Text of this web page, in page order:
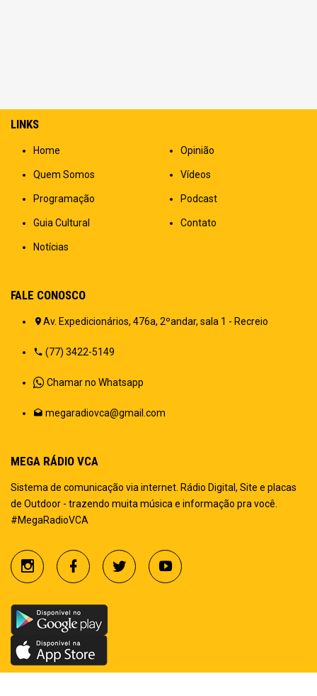
LINKS
Home
Quem Somos
Programação
Guia Cultural
Notícias
Opinião
Vídeos
Podcast
Contato
FALE CONOSCO
Av. Expedicionários, 476a, 2ºandar, sala 1 - Recreio
(77) 3422-5149
Chamar no Whatsapp
megaradiovca@gmail.com
MEGA RÁDIO VCA
Sistema de comunicação via internet. Rádio Digital, Site e placas
de Outdoor - trazendo muita música e informação pra você.
#MegaRadioVCA